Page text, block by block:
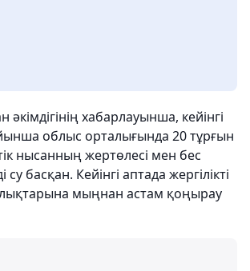
әкімдігінің хабарлауынша, кейінгі
облыс орталығында 20 тұрғын
нысанның жертөлесі мен бес
басқан. Кейінгі аптада жергілікті
мыңнан астам қоңырау